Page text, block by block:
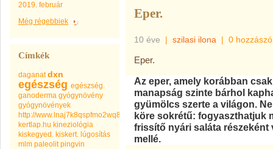
2019. február
Még régebbiek
Címkék
daganat dxn
egészség egészség.
ganoderma gyógynövény
gyógynövények
http://www.lnaj7k8qspfmo2wq8go.com
kertlap.hu kineziológia
kiskegyed. kiskert. lúgosítás
mlm paleolit pingvin
Eper.
10 éve | szilasi ilona | 0
Eper.
Az eper, amely korábban
manapság szinte bárhol
gyümölcs szerte a világon.
köre sokrétű: fogyaszthatjuk
frissítő nyári saláta részeként
mellé.